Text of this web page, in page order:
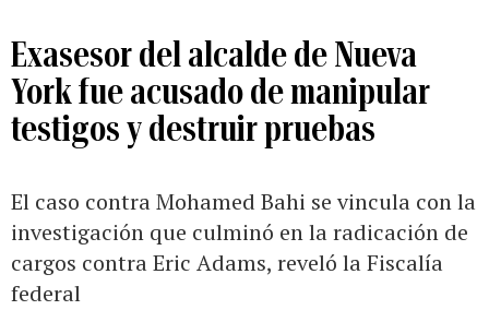
Exasesor del alcalde de Nueva
York fue acusado de manipular
testigos y destruir pruebas
El caso contra Mohamed Bahi se vincula con la
investigación que culminó en la radicación de
cargos contra Eric Adams, reveló la Fiscalía
federal